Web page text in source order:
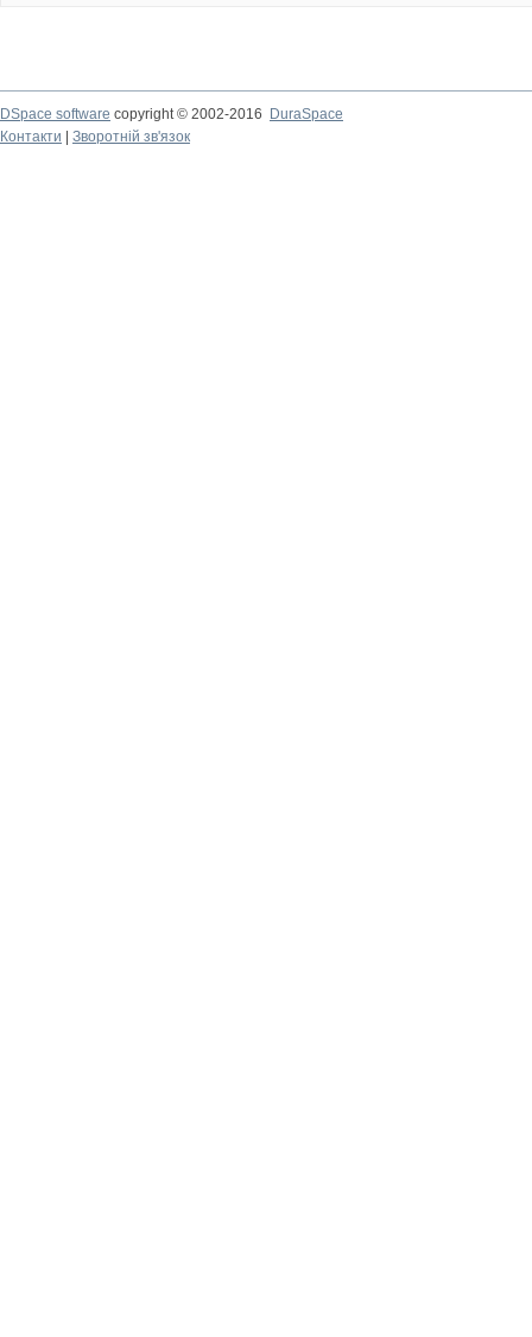
DSpace software copyright © 2002-2016
DuraSpace
Контакти
Зворотній зв'язок